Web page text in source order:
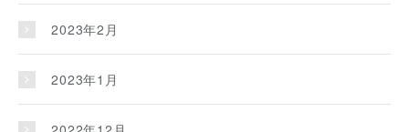
2023年2月
2023年1月